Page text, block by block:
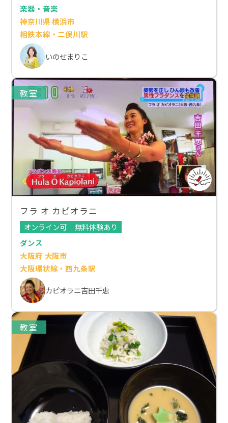
楽器・音楽
神奈川県 横浜市
相鉄本線・二俣川駅
いのせまりこ
教室
フラ オ カピオラニ
オンライン可
無料体験あり
ダンス
大阪府 大阪市
大阪環状線・西九条駅
カピオラニ吉田千恵
教室